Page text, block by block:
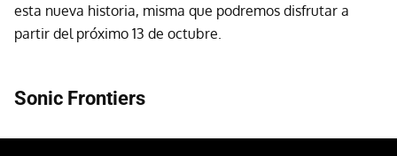
esta nueva historia, misma que podremos disfrutar a
partir del próximo 13 de octubre.
Sonic Frontiers